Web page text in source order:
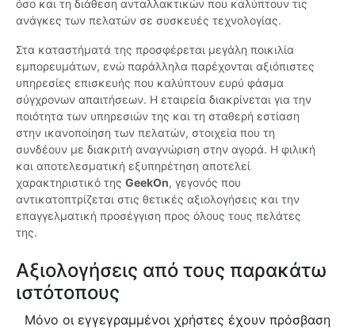
όσο και τη διάθεση ανταλλακτικών που καλύπτουν τις
ανάγκες των πελατών σε συσκευές τεχνολογίας.
Στα καταστήματά της προσφέρεται μεγάλη ποικιλία
εμπορευμάτων, ενώ παράλληλα παρέχονται αξιόπιστες
υπηρεσίες επισκευής που καλύπτουν ευρύ φάσμα
σύγχρονων απαιτήσεων. Η εταιρεία διακρίνεται για την
ποιότητα των υπηρεσιών της και τη σταθερή εστίαση
στην ικανοποίηση των πελατών, στοιχεία που τη
συνδέουν με διακριτή αναγνώριση στην αγορά. Η φιλική
και αποτελεσματική εξυπηρέτηση αποτελεί
χαρακτηριστικό της GeekOn, γεγονός που
αντικατοπτρίζεται στις θετικές αξιολογήσεις και την
επαγγελματική προσέγγιση προς όλους τους πελάτες
της.
Αξιολογήσεις από τους παρακάτω
ιστότοπους
Μόνο οι εγγεγραμμένοι χρήστες έχουν πρόσβαση